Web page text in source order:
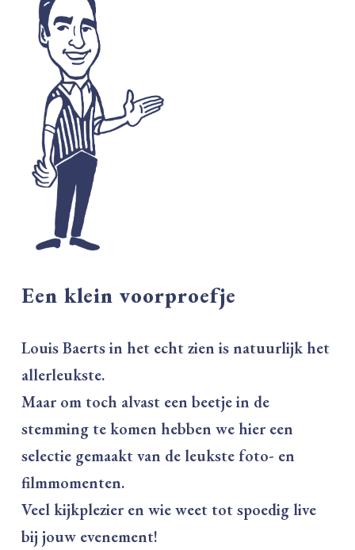
Een klein voorproefje
Louis Baerts in het echt zien is natuurlijk het
allerleukste.
Maar om toch alvast een beetje in de
stemming te komen hebben we hier een
selectie gemaakt van de leukste foto- en
filmmomenten.
Veel kijkplezier en wie weet tot spoedig live
bij jouw evenement!